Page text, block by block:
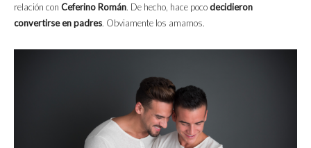
relación con Ceferino Román. De hecho, hace pocodecidieron
convertirse en padres. Obviamente los amamos.